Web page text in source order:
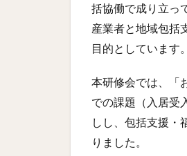
括協働で成り立っ
産業者と地域包括
目的としています。
本研修会では、「
での課題（入居受
しし、包括支援・
りました。